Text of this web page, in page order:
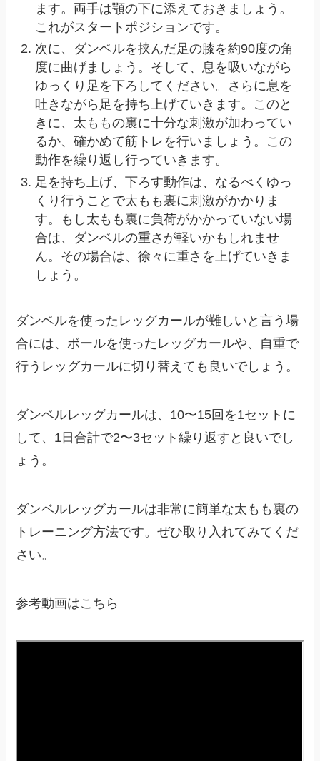
ます。両手は顎の下に添えておきましょう。
これがスタートポジションです。
次に、ダンベルを挟んだ足の膝を約90度の角
度に曲げましょう。そして、息を吸いながら
ゆっくり足を下ろしてください。さらに息を
吐きながら足を持ち上げていきます。このと
きに、太ももの裏に十分な刺激が加わってい
るか、確かめて筋トレを行いましょう。この
動作を繰り返し行っていきます。
足を持ち上げ、下ろす動作は、なるべくゆっ
くり行うことで太もも裏に刺激がかかりま
す。もし太もも裏に負荷がかかっていない場
合は、ダンベルの重さが軽いかもしれませ
ん。その場合は、徐々に重さを上げていきま
しょう。
ダンベルを使ったレッグカールが難しいと言う場
合には、ボールを使ったレッグカールや、自重で
行うレッグカールに切り替えても良いでしょう。
ダンベルレッグカールは、10〜15回を1セットに
して、1日合計で2〜3セット繰り返すと良いでし
ょう。
ダンベルレッグカールは非常に簡単な太もも裏の
トレーニング方法です。ぜひ取り入れてみてくだ
さい。
参考動画はこちら